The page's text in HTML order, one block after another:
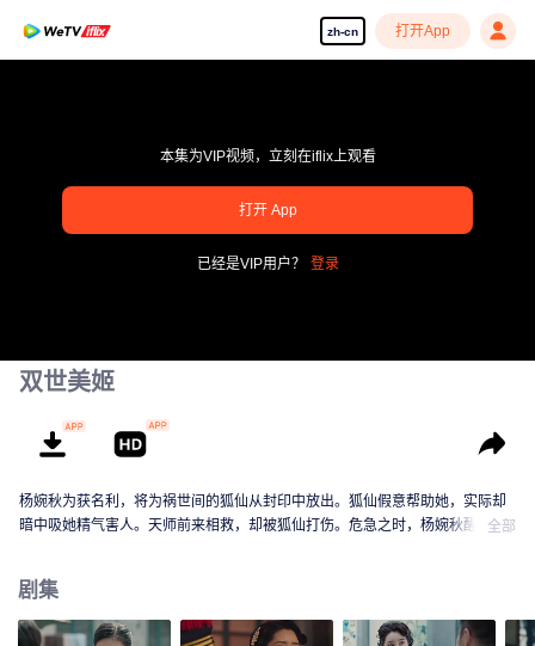
zh-cn 打开App
pay limit
本集为VIP视频，立刻在iflix上观看
打开 App
已经是VIP用户？ 登录
双世美姬
杨婉秋为获名利，将为祸世间的狐仙从封印中放出。狐仙假意帮助她，实际却
暗中吸她精气害人。天师前来相救，却被狐仙打伤。危急之时，杨婉秋醒悟发
全部
剧集